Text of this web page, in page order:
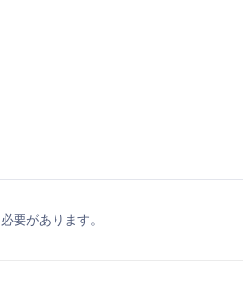
要があります。